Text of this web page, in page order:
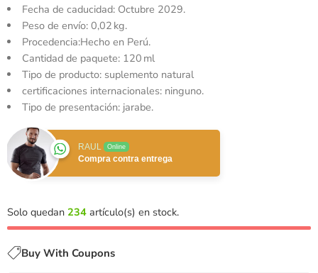
Fecha de caducidad: Octubre 2029.
Peso de envío:0,02 kg.
Procedencia:Hecho en Perú.
Cantidad de paquete: 120 ml
Tipo de producto: suplemento natural
certificaciones internacionales: ninguno.
Tipo de presentación: jarabe.
RAUL Online
Compra contra entrega
Solo quedan 234 artículo(s) en stock.
Buy With Coupons